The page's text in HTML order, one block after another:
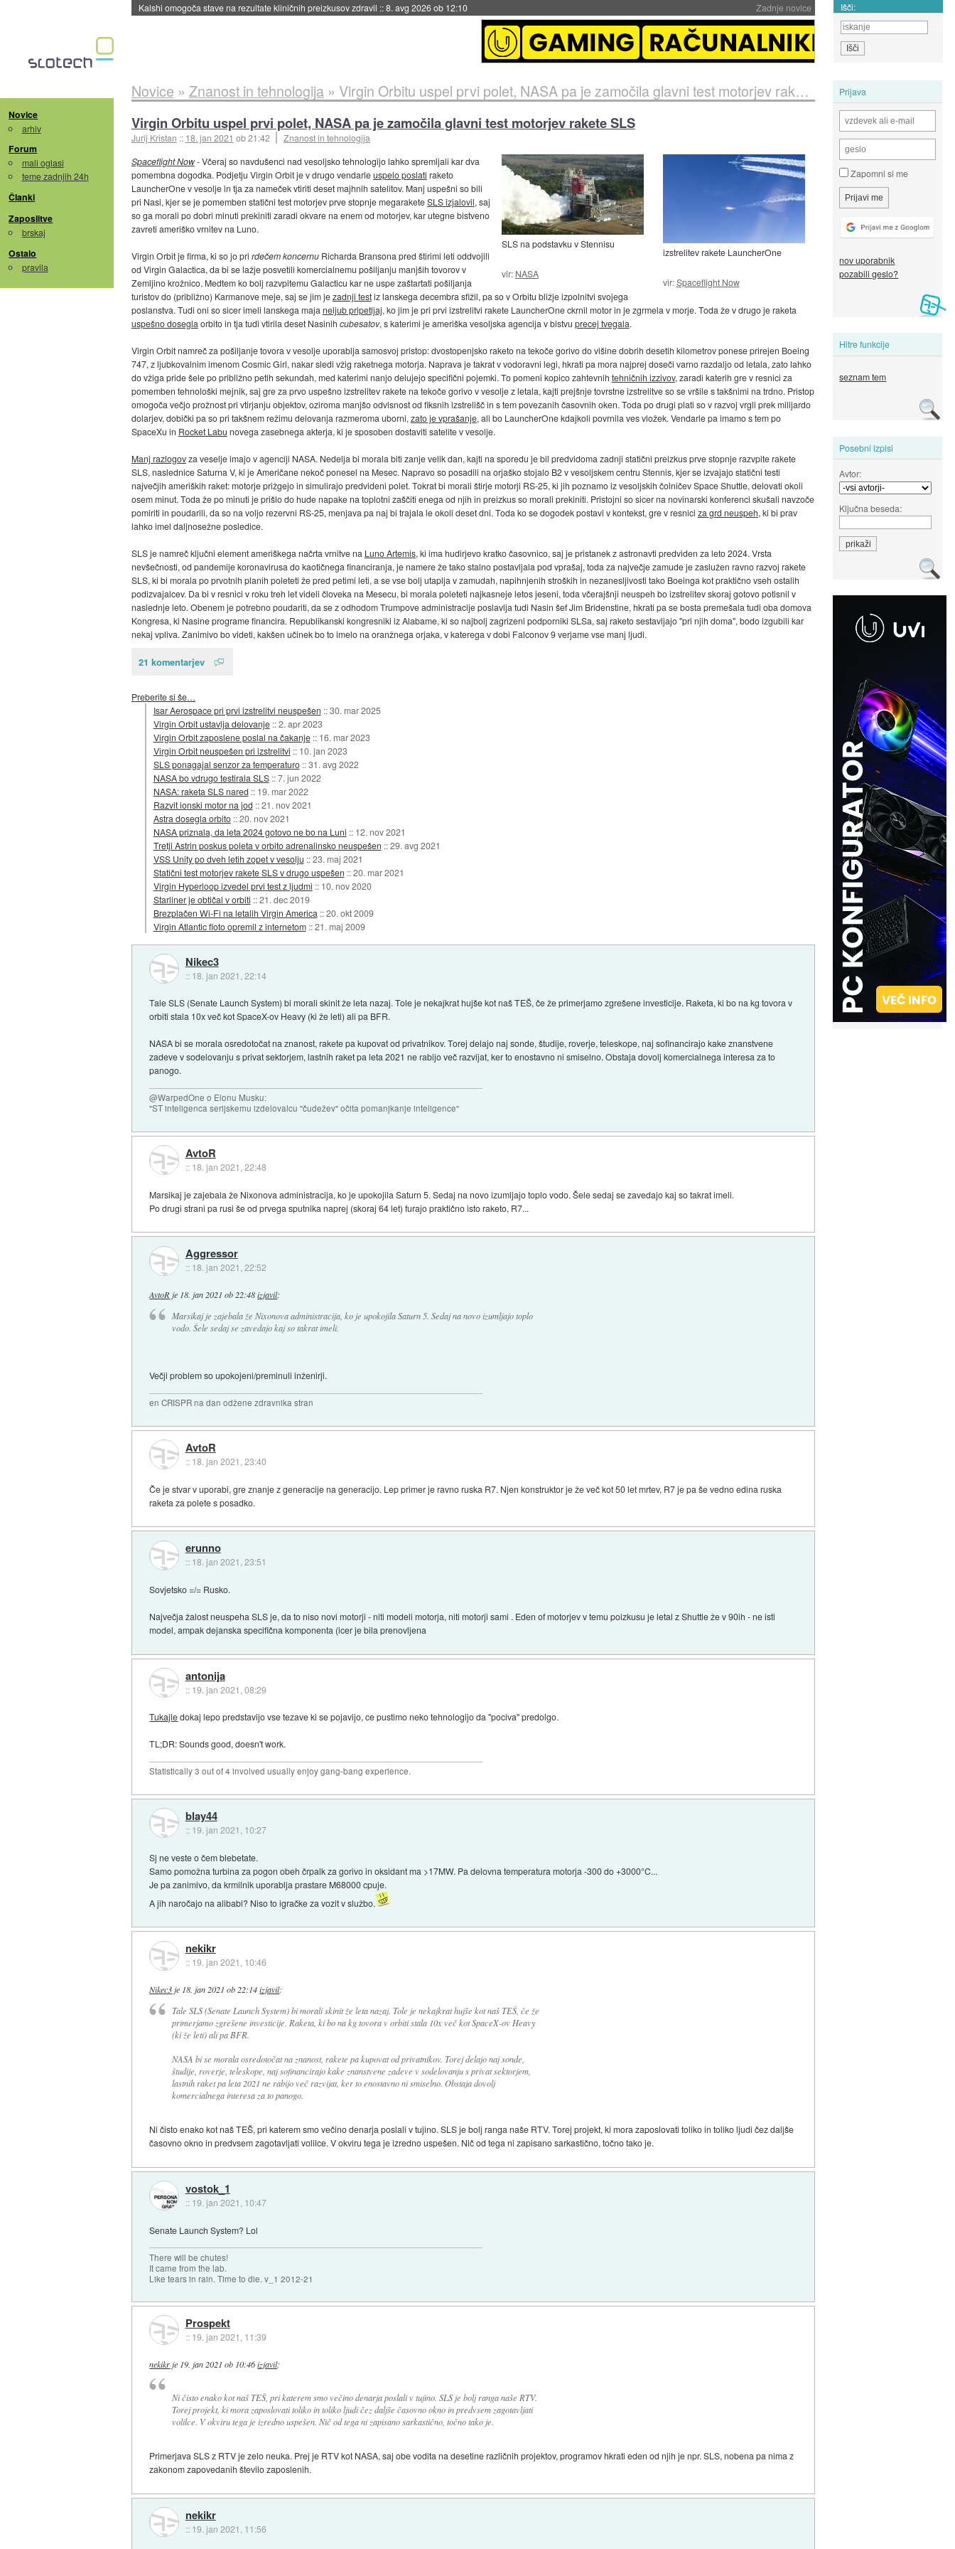
Zadnje novice
Kalshi omogoča stave na rezultate kliničnih preizkusov zdravil ::8. avg 2026 ob 12:10 Išči:
Novice
arhiv
Forum
mali oglasi
teme zadnjih 24h
Članki
Zaposlitve
brskaj
Ostalo
pravila
Prijava
Zapomni si me
nov uporabnik
pozabili geslo?
Hitre funkcije
seznam tem
Posebni izpisi
Avtor:
Ključna beseda:
Novice » Znanost in tehnologija» Virgin Orbitu uspel prvi polet, NASA pa je zamočila glavni test motorjev rakete SLS
Virgin Orbitu uspel prvi polet, NASA pa je zamočila glavni test motorjev rakete SLS
Jurij Kristan :: 18. jan 2021 ob 21:42 Znanost in tehnologija
izstrelitev rakete LauncherOne
vir:Spaceflight Now
SLS na podstavku v Stennisu
vir: NASA
Spaceflight Now- Včeraj so navdušenci nad vesoljsko tehnologijo lahko spremljali kar dva
pomembna dogodka. Podjetju Virgin Orbit je v drugo vendarleuspelo poslati raketo
LauncherOne v vesolje in tja za nameček vtiriti deset majhnih satelitov. Manj uspešni so bili
pri Nasi, kjer se je pomemben statični test motorjev prve stopnje megaraketeSLS izjalovil, saj
so ga morali po dobri minuti prekiniti zaradi okvare na enem od motorjev, kar utegne bistveno
zavreti ameriško vrnitev na Luno.
Virgin Orbit je firma, ki so jo pri rdečem koncernuRicharda Bransona pred štirimi leti oddvojili
od Virgin Galactica, da bi se lažje posvetili komercialnemu pošiljanju manjših tovorov v
Zemljino krožnico. Medtem ko bolj razvpitemu Galacticu kar ne uspe zaštartati pošiljanja
turistov do (približno) Karmanove meje, saj se jim jezadnji testiz lanskega decembra sfižil, pa so v Orbitu bližje izpolnitvi svojega
poslanstva. Tudi oni so sicer imeli lanskega maja neljub pripetljaj, ko jim je pri prvi izstrelitvi rakete LauncherOne ckrnil motor in je zgrmela v morje. Toda že v drugo je raketa
uspešno dosegla orbito in tja tudi vtirila deset Nasinih cubesatov, s katerimi je ameriška vesoljska agencija v bistvu precej tvegala.
Virgin Orbit namreč za pošiljanje tovora v vesolje uporablja samosvoj pristop: dvostopenjsko raketo na tekoče gorivo do višine dobrih desetih kilometrov ponese prirejen Boeing
747, z ljubkovalnim imenom Cosmic Girl, nakar sledi vžig raketnega motorja. Naprava je takrat v vodoravni legi, hkrati pa mora najprej doseči varno razdaljo od letala, zato lahko
do vžiga pride šele po približno petih sekundah, med katerimi nanjo delujejo specifični pojemki. To pomeni kopico zahtevnih tehničnih izzivov, zaradi katerih gre v resnici za
pomemben tehnološki mejnik, saj gre za prvo uspešno izstrelitev rakete na tekoče gorivo v vesolje z letala, kajti prejšnje tovrstne izstrelitve so se vršile s takšnimi na trdno. Pristop
omogoča večjo prožnost pri vtirjanju objektov, oziroma manjšo odvisnost od fiksnih izstrelišč in s tem povezanih časovnih oken. Toda po drugi plati so v razvoj vrgli prek milijardo
dolarjev, dobički pa so pri takšnem režimu delovanja razmeroma uborni, zato je vprašanje, ali bo LauncherOne kdajkoli povrnila ves vložek. Vendarle pa imamo s tem po
SpaceXu in Rocket Labu novega zasebnega akterja, ki je sposoben dostaviti satelite v vesolje.
Manj razlogovza veselje imajo v agenciji NASA. Nedelja bi morala biti zanje velik dan, kajti na sporedu je bil predvidoma zadnji statični preizkus prve stopnje razvpite rakete
SLS, naslednice Saturna V, ki je Američane nekoč ponesel na Mesec. Napravo so posadili na orjaško stojalo B2 v vesoljskem centru Stennis, kjer se izvajajo statični testi
največjih ameriških raket: motorje prižgejo in simulirajo predvideni polet. Tokrat bi morali štirje motorji RS-25, ki jih poznamo iz vesoljskih čolničev Space Shuttle, delovati okoli
osem minut. Toda že po minuti je prišlo do hude napake na toplotni zaščiti enega od njih in preizkus so morali prekiniti. Pristojni so sicer na novinarski konferenci skušali navzoče
pomiriti in poudarili, da so na voljo rezervni RS-25, menjava pa naj bi trajala le okoli deset dni. Toda ko se dogodek postavi v kontekst, gre v resnici za grd neuspeh, ki bi prav
lahko imel daljnosežne posledice.
SLS je namreč ključni element ameriškega načrta vrnitve na Luno Artemis, ki ima hudirjevo kratko časovnico, saj je pristanek z astronavti predviden za leto 2024. Vrsta
nevšečnosti, od pandemije koronavirusa do kaotičnega financiranja, je namere že tako stalno postavljala pod vprašaj, toda za največje zamude je zaslužen ravno razvoj rakete
SLS, ki bi morala po prvotnih planih poleteti že pred petimi leti, a se vse bolj utaplja v zamudah, napihnjenih stroških in nezanesljivosti tako Boeinga kot praktično vseh ostalih
podizvajalcev. Da bi v resnici v roku treh let videli človeka na Mesecu, bi morala poleteti najkasneje letos jeseni, toda včerajšnji neuspeh bo izstrelitev skoraj gotovo potisnil v
naslednje leto. Obenem je potrebno poudariti, da se z odhodom Trumpove administracije poslavlja tudi Nasin šef Jim Bridenstine, hkrati pa se bosta premešala tudi oba domova
Kongresa, ki Nasine programe financira. Republikanski kongresniki iz Alabame, ki so najbolj zagrizeni podporniki SLSa, saj raketo sestavljajo "pri njih doma", bodo izgubili kar
nekaj vpliva. Zanimivo bo videti, kakšen učinek bo to imelo na oranžnega orjaka, v katerega v dobi Falconov 9 verjame vse manj ljudi.
21 komentarjev
Preberite si še…
Isar Aerospace pri prvi izstrelitvi neuspešen ::30. mar 2025
Virgin Orbit ustavlja delovanje ::2. apr 2023
Virgin Orbit zaposlene poslal na čakanje :: 16. mar 2023
Virgin Orbit neuspešen pri izstrelitvi :: 10. jan 2023
SLS ponagajal senzor za temperaturo ::31. avg 2022
NASA bo vdrugo testirala SLS ::7. jun 2022
NASA: raketa SLS nared :: 19. mar 2022
Razvit ionski motor na jod ::21. nov 2021
Astra dosegla orbito ::20. nov 2021
NASA priznala, da leta 2024 gotovo ne bo na Luni :: 12. nov 2021
Tretji Astrin poskus poleta v orbito adrenalinsko neuspešen ::29. avg 2021
VSS Unity po dveh letih zopet v vesolju ::23. maj 2021
Statični test motorjev rakete SLS v drugo uspešen ::20. mar 2021
Virgin Hyperloop izvedel prvi test z ljudmi :: 10. nov 2020
Starliner je obtičal v orbiti ::21. dec 2019
Brezplačen Wi-Fi na letalih Virgin America ::20. okt 2009
Virgin Atlantic floto opremil z internetom ::21. maj 2009
Nikec3
:: 18. jan 2021, 22:14
Tale SLS (Senate Launch System) bi morali skinit že leta nazaj. Tole je nekajkrat hujše kot naš TEŠ, če že primerjamo zgrešene investicije. Raketa, ki bo na kg tovora v
orbiti stala 10x več kot SpaceX-ov Heavy (ki že leti) ali pa BFR.
NASA bi se morala osredotočat na znanost, rakete pa kupovat od privatnikov. Torej delajo naj sonde, študije, roverje, teleskope, naj sofinancirajo kake znanstvene
zadeve v sodelovanju s privat sektorjem, lastnih raket pa leta 2021 ne rabijo več razvijat, ker to enostavno ni smiselno. Obstaja dovolj komercialnega interesa za to
panogo.
@WarpedOne o Elonu Musku:
"ST inteligenca serijskemu izdelovalcu "čudežev" očita pomanjkanje inteligence"
AvtoR
:: 18. jan 2021, 22:48
Marsikaj je zajebala že Nixonova administracija, ko je upokojila Saturn 5. Sedaj na novo izumljajo toplo vodo. Šele sedaj se zavedajo kaj so takrat imeli.
Po drugi strani pa rusi še od prvega sputnika naprej (skoraj 64 let) furajo praktično isto raketo, R7...
Aggressor
:: 18. jan 2021, 22:52
AvtoR je 18. jan 2021 ob 22:48 izjavil:
Marsikaj je zajebala že Nixonova administracija, ko je upokojila Saturn 5. Sedaj na novo izumljajo toplo
vodo. Šele sedaj se zavedajo kaj so takrat imeli.
Večji problem so upokojeni/preminuli inženirji.
en CRISPR na dan odžene zdravnika stran
AvtoR
:: 18. jan 2021, 23:40
Če je stvar v uporabi, gre znanje z generacije na generacijo. Lep primer je ravno ruska R7. Njen konstruktor je že več kot 50 let mrtev, R7 je pa še vedno edina ruska
raketa za polete s posadko.
erunno
:: 18. jan 2021, 23:51
Sovjetsko =/= Rusko.
Največja žalost neuspeha SLS je, da to niso novi motorji - niti modeli motorja, niti motorji sami . Eden of motorjev v temu poizkusu je letal z Shuttle že v 90ih - ne isti
model, ampak dejanska specifična komponenta (icer je bila prenovljena
antonija
:: 19. jan 2021, 08:29
Tukajledokaj lepo predstavijo vse tezave ki se pojavijo, ce pustimo neko tehnologijo da "pociva" predolgo.
TL;DR: Sounds good, doesn't work.
Statistically 3 out of 4 involved usually enjoy gang-bang experience.
blay44
:: 19. jan 2021, 10:27
Sj ne veste o čem blebetate.
Samo pomožna turbina za pogon obeh črpalk za gorivo in oksidant ma >17MW. Pa delovna temperatura motorja -300 do +3000°C...
Je pa zanimivo, da krmilnik uporablja prastare M68000 cpuje.
A jih naročajo na alibabi? Niso to igračke za vozit v službo.
nekikr
:: 19. jan 2021, 10:46
Nikec3 je 18. jan 2021 ob 22:14 izjavil:
Tale SLS (Senate Launch System) bi morali skinit že leta nazaj. Tole je nekajkrat hujše kot naš TEŠ, če že
primerjamo zgrešene investicije. Raketa, ki bo na kg tovora v orbiti stala 10x več kot SpaceX-ov Heavy
(ki že leti) ali pa BFR.
NASA bi se morala osredotočat na znanost, rakete pa kupovat od privatnikov. Torej delajo naj sonde,
študije, roverje, teleskope, naj sofinancirajo kake znanstvene zadeve v sodelovanju s privat sektorjem,
lastnih raket pa leta 2021 ne rabijo več razvijat, ker to enostavno ni smiselno. Obstaja dovolj
komercialnega interesa za to panogo.
Ni čisto enako kot naš TEŠ, pri katerem smo večino denarja poslali v tujino. SLS je bolj ranga naše RTV. Torej projekt, ki mora zaposlovati toliko in toliko ljudi čez daljše
časovno okno in predvsem zagotavljati volilce. V okviru tega je izredno uspešen. Nič od tega ni zapisano sarkastično, točno tako je.
vostok_1
:: 19. jan 2021, 10:47
Senate Launch System? Lol
There will be chutes!
It came from the lab.
Like tears in rain. Time to die. v_1 2012-21
Prospekt
:: 19. jan 2021, 11:39
nekikr je 19. jan 2021 ob 10:46 izjavil:
Ni čisto enako kot naš TEŠ, pri katerem smo večino denarja poslali v tujino. SLS je bolj ranga naše RTV.
Torej projekt, ki mora zaposlovati toliko in toliko ljudi čez daljše časovno okno in predvsem zagotavljati
volilce. V okviru tega je izredno uspešen. Nič od tega ni zapisano sarkastično, točno tako je.
Primerjava SLS z RTV je zelo neuka. Prej je RTV kot NASA, saj obe vodita na desetine različnih projektov, programov hkrati eden od njih je npr. SLS, nobena pa nima z
zakonom zapovedanih število zaposlenih.
nekikr
:: 19. jan 2021, 11:56